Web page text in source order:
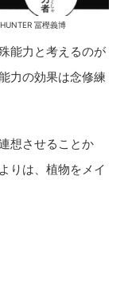
冨樫義博
能力と考えるのが
力の効果は念修練
想させることか
りは、植物をメイ